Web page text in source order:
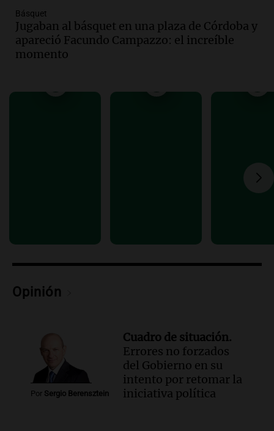
Audio. La gestión de envases
fitosanitarios y su impacto en la
sustentabilidad agrícola en Argentina
Panorama Federal
Audio.La siembra de trigo y cebada
la eliminación de beneficios económicos
Comienza el Cuarto Festival de
homenaje al maestro Pelli
Episodios
Básquet
Jugaban al básquet en una plaza de Córdoba y
apareció Facundo Campazzo: el increíble
momento
Opinión
Por Sergio Berensztein
Cuadro de situación.
Errores no forzados
del Gobierno en su
intento por retomar la
iniciativa política